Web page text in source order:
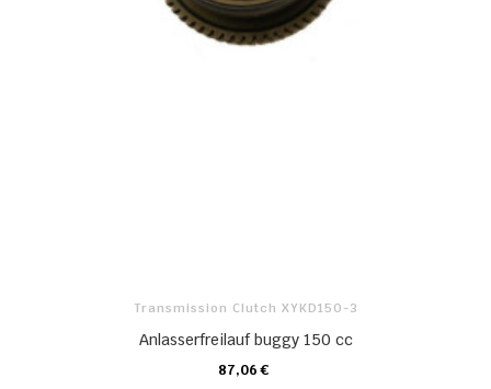
Transmission Clutch XYKD150-3
Anlasserfreilauf buggy 150 cc
87,06 €
KARTE